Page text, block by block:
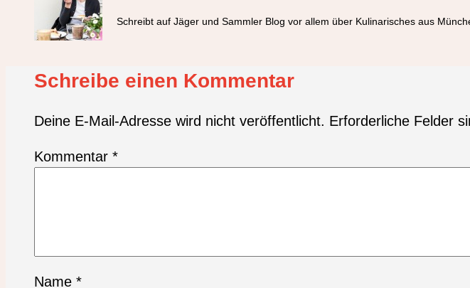
Schreibt auf Jäger und Sammler Blog vor allem über Kulinarisches aus
Schreibe einen Kommentar
Deine E-Mail-Adresse wird nicht veröffentlicht. Erforderliche Felder
Kommentar *
Name *